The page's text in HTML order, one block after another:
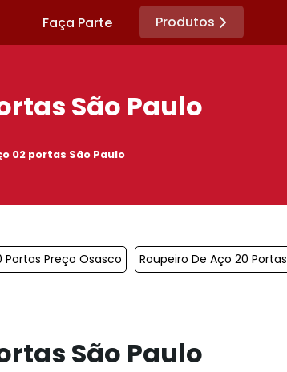
Faça Parte Produtos
São Paulo
02 portas São Paulo
Portas Preço Osasco Roupeiro De Aço 20 Portas
São Paulo